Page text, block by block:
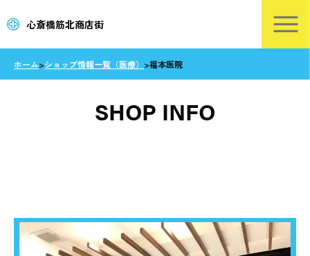
心斎橋筋北商店街
ホーム>ショップ情報一覧（医療） >福本医院
SHOP INFO